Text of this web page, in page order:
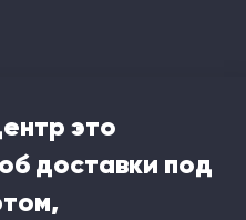
это
доставки под